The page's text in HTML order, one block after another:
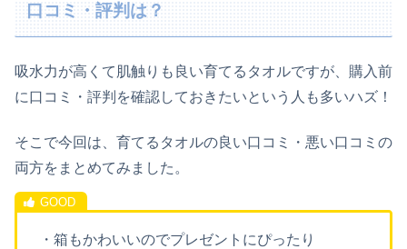
口コミ・評判は？
吸水力が高くて肌触りも良い育てるタオルですが、購入前
に口コミ・評判を確認しておきたいという人も多いハズ！
そこで今回は、育てるタオルの良い口コミ・悪い口コミの
両方をまとめてみました。
・箱もかわいいのでプレゼントにぴったり